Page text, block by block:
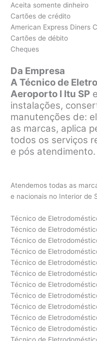
Aceita somente dinheiro
Cartões de crédito
American Express Diners
Cartões de débito
Cheques
Da Empresa
A Técnico de
Aeroporto I Itu SP
instalações,
manutenções de:
as marcas, aplica
todos os serviços
e pós atendimento.
Atendemos todas as
e nacionais no Interior de
Técnico de
Técnico de
Técnico de
Técnico de
Técnico de
Técnico de
Técnico de
Técnico de
Técnico de
Técnico de
Técnico de